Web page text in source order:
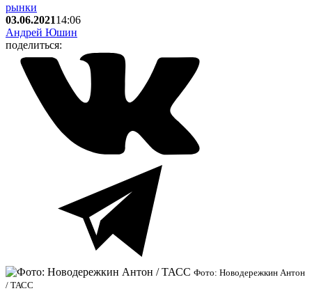
рынки
03.06.202114:06
Андрей Юшин
поделиться:
Фото: Новодережкин Антон
/ ТАСС